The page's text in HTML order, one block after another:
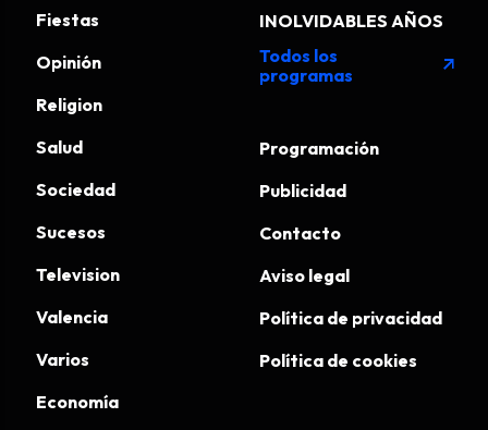
Fiestas
Opinión
Religion
Salud
Sociedad
Sucesos
Television
Valencia
Varios
Economía
INOLVIDABLES AÑOS
Todos los
programas
arrow_outward
Programación
Publicidad
Contacto
Aviso legal
Política de privacidad
Política de cookies